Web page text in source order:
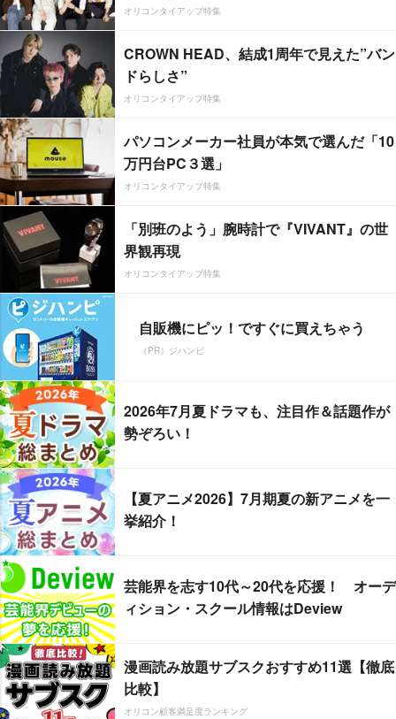
オリコンタイアップ特集
CROWN HEAD、結成1周年で見えた”バン
ドらしさ”
オリコンタイアップ特集
パソコンメーカー社員が本気で選んだ「10
万円台PC３選」
オリコンタイアップ特集
「別班のよう」腕時計で『VIVANT』の世
界観再現
オリコンタイアップ特集
自販機にピッ！ですぐに買えちゃう
（PR）ジハンピ
2026年7月夏ドラマも、注目作＆話題作が
勢ぞろい！
【夏アニメ2026】7月期夏の新アニメを一
挙紹介！
芸能界を志す10代～20代を応援！ オーデ
ィション・スクール情報はDeview
漫画読み放題サブスクおすすめ11選【徹底
比較】
オリコン顧客満足度ランキング